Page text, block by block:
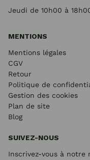
Jeudi de 10h00 à
MENTIONS
Mentions légales
CGV
Retour
Politique de
Gestion des cookies
Plan de site
Blog
SUIVEZ-NOUS
Inscrivez-vous à notre